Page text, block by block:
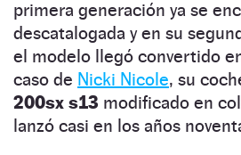
primera generación ya se
descatalogada y en su
el modelo llegó convertido
caso de Nicki Nicole, su
200sx s13 modificado en
lanzó casi en los años